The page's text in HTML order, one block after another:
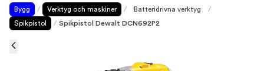
Bygg / Verktyg och maskiner / Batteridrivna verktyg
/
Spikpistol
/ Spikpistol Dewalt DCN692P2